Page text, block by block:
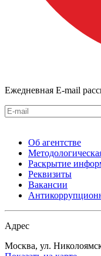
Ежедневная E-mail
Об агентстве
Раскрытие
Реквизиты
Вакансии
Адрес
Москва, ул.